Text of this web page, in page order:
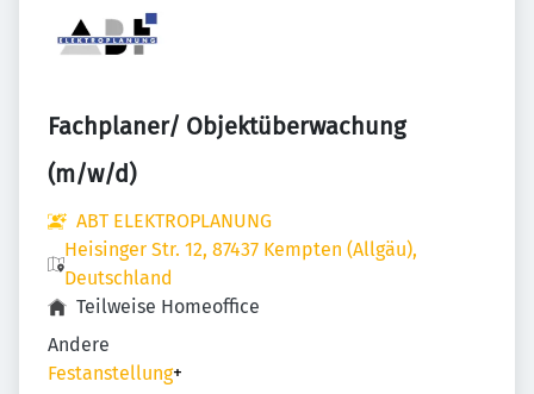
Fachplaner/ Objektüberwachung
(m/w/d)
ABT ELEKTROPLANUNG
Heisinger Str. 12, 87437 Kempten (Allgäu),
Deutschland
Teilweise Homeoffice
Andere
Festanstellung+